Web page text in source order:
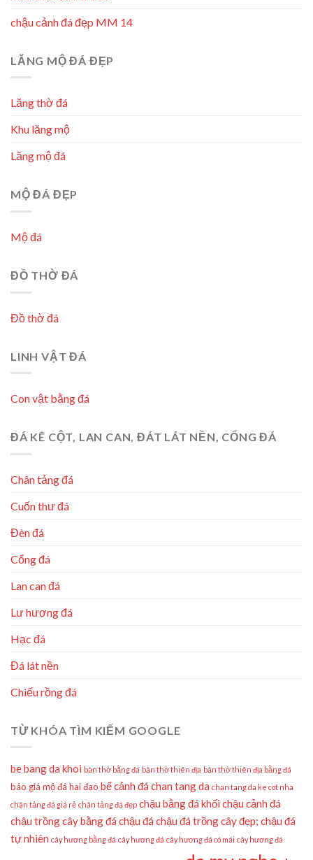
chậu cảnh đá đẹp MM 14
LĂNG MỘ ĐÁ ĐẸP
Lăng thờ đá
Khu lăng mộ
Lăng mộ đá
MỘ ĐÁ ĐẸP
Mộ đá
ĐỒ THỜ ĐÁ
Đồ thờ đá
LINH VẬT ĐÁ
Con vật bằng đá
ĐÁ KÊ CỘT, LAN CAN, ĐÁT LÁT NỀN, CỔNG ĐÁ
Chân tảng đá
Cuốn thư đá
Đèn đá
Cổng đá
Lan can đá
Lư hương đá
Hạc đá
Đá lát nền
Chiếu rồng đá
TỪ KHÓA TÌM KIẾM GOOGLE
be bang da khoi bàn thờ bằng đá bàn thờ thiên địa bàn thờ thiên địa bằng đá
báo giá mộ đá hai đao bể cảnh đá chan tang da chan tang da ke cot nha
chân tảng đá giá rẻ chân tảng đá đẹp chậu bằng đá khối chậu cảnh đá
chậu trồng cây bằng đá chậu đá chậu đá trồng cây đẹp; chậu đá
tự nhiên cây hương bằng đá cây hương đá cây hương đá có mái cây hương đá